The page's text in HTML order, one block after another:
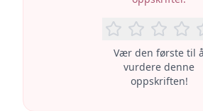
Vær den første til å
vurdere denne
oppskriften!